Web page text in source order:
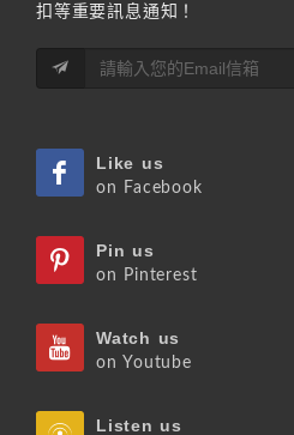
扣等重要訊息通知！
Like us
on Facebook
Pin us
on Pinterest
Watch us
on Youtube
Listen us